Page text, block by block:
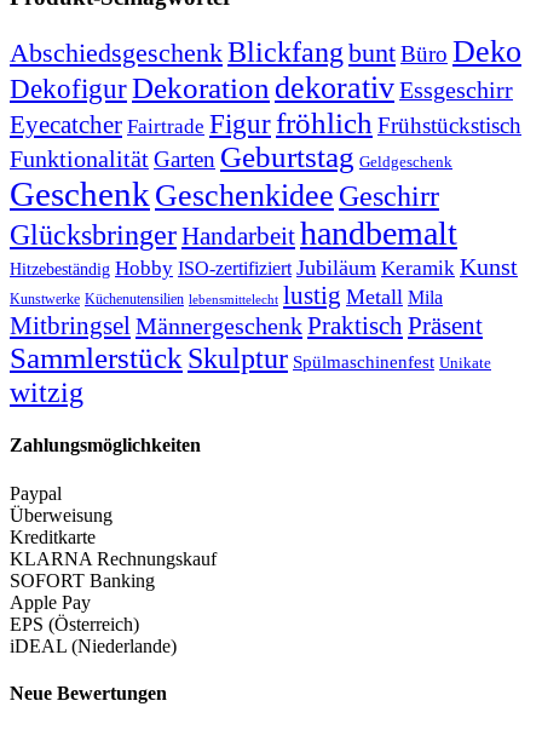
AbschiedsgeschenkBlickfang buntBüro Deko
DekofigurDekoration dekorativEssgeschirr
Eyecatcher Fairtrade Figurfröhlich Frühstückstisch
FunktionalitätGarten Geburtstag Geldgeschenk
Geschenk Geschenkidee Geschirr
GlücksbringerHandarbeithandbemalt
Hitzebeständig Hobby ISO-zertifiziert Jubiläum Keramik Kunst
Kunstwerke Küchenutensilien lebensmittelecht lustig Metall Mila
MitbringselMännergeschenkPraktischPräsent
Sammlerstück Skulptur Spülmaschinenfest Unikate
witzig
Zahlungsmöglichkeiten
Paypal
Überweisung
Kreditkarte
KLARNA Rechnungskauf
SOFORT Banking
Apple Pay
EPS (Österreich)
iDEAL (Niederlande)
Neue Bewertungen